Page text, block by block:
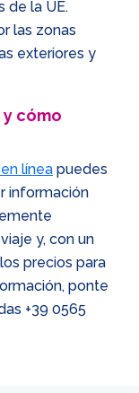
de la UE.
las zonas
exteriores y
cómo
línea puedes
información
y, con un
precios para
ponte
+39 0565